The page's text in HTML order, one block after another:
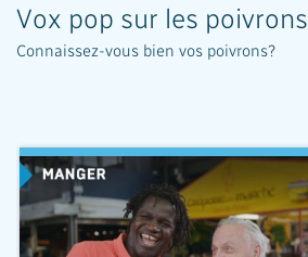
Vox pop sur les poivrons
Connaissez-vous bien vos poivrons?